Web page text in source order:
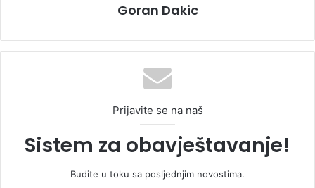
Goran Dakic
Prijavite se na naš
Sistem za obavještavanje!
Budite u toku sa posljednjim novostima.